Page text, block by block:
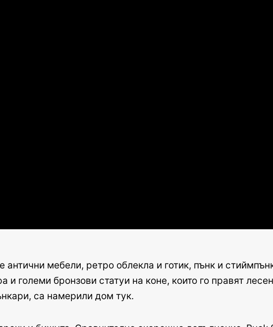
антични мебели, ретро облекла и готик, пънк и
и големи бронзови статуи на коне, които го правят
са намерили дом тук.